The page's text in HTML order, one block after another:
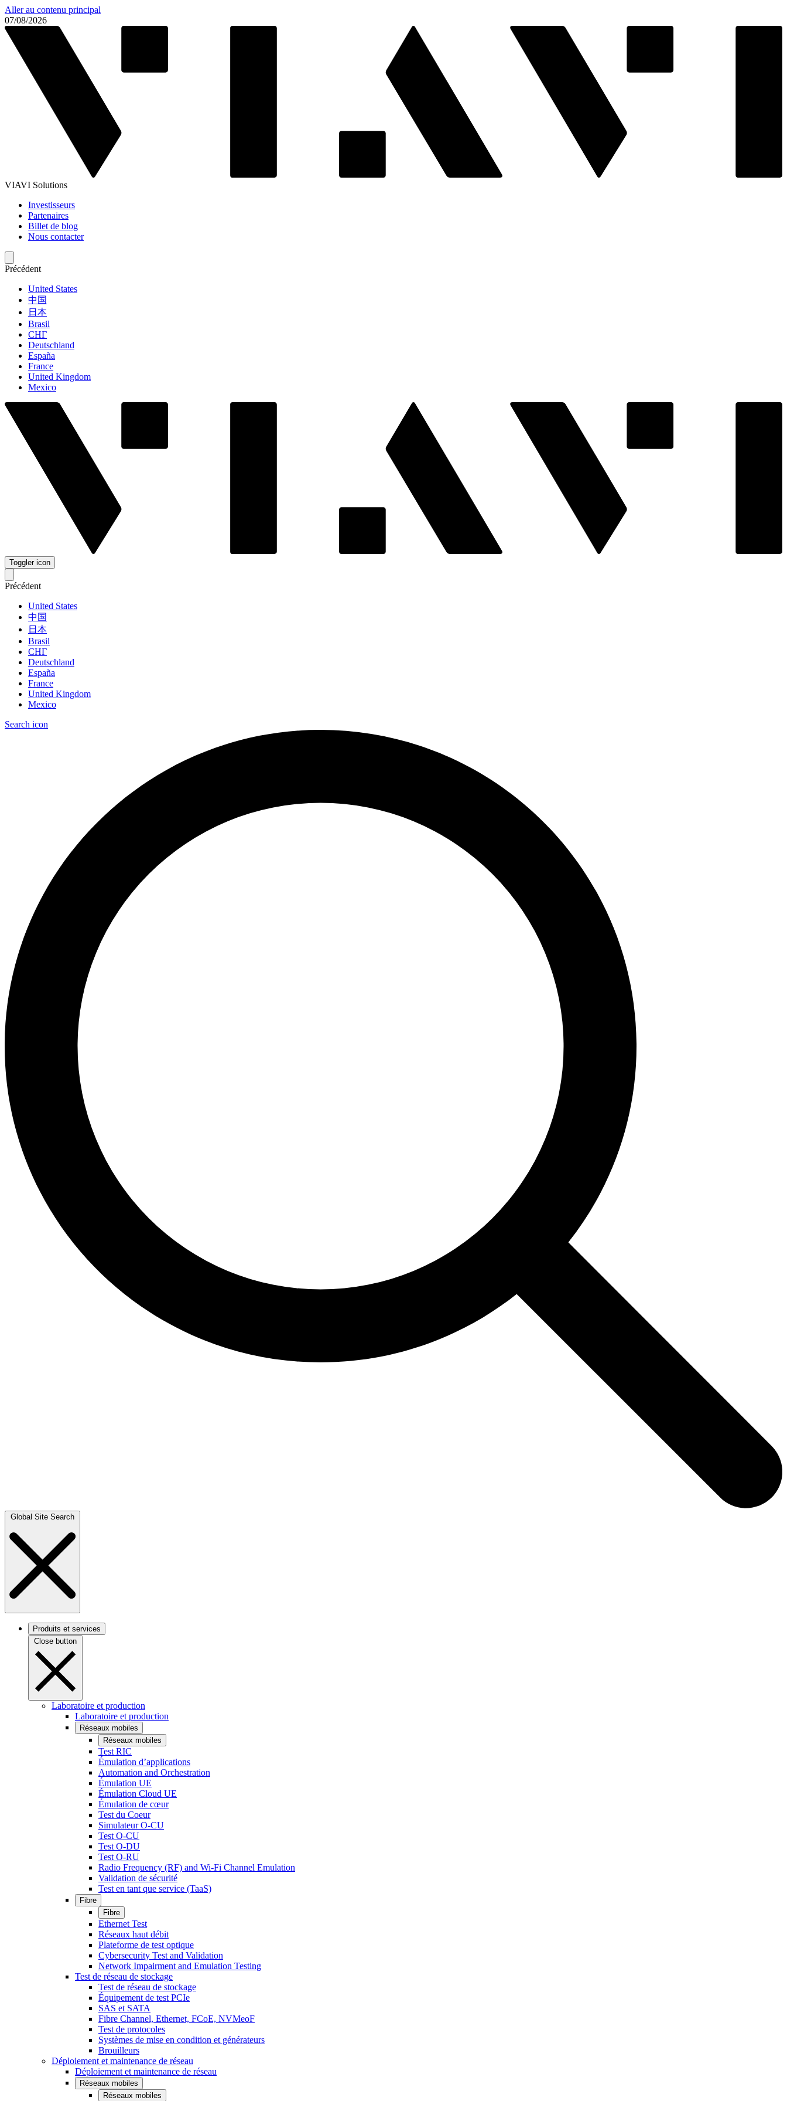
Aller au contenu principal
07/08/2026
VIAVI Solutions
Investisseurs
Partenaires
Billet de blog
Nous contacter
Précédent
United States
中国
日本
Brasil
СНГ
Deutschland
España
France
United Kingdom
Mexico
Toggler icon
Précédent
United States
中国
日本
Brasil
СНГ
Deutschland
España
France
United Kingdom
Mexico
Search icon
Global Site Search
Produits et services
Close button
Laboratoire et production
Laboratoire et production
Réseaux mobiles
Réseaux mobiles
Test RIC
Émulation d’applications
Automation and Orchestration
Émulation UE
Émulation Cloud UE
Émulation de cœur
Test du Coeur
Simulateur O-CU
Test O-CU
Test O-DU
Test O-RU
Radio Frequency (RF) and Wi-Fi Channel Emulation
Validation de sécurité
Test en tant que service (TaaS)
Fibre
Fibre
Ethernet Test
Réseaux haut débit
Plateforme de test optique
Cybersecurity Test and Validation
Network Impairment and Emulation Testing
Test de réseau de stockage
Test de réseau de stockage
Équipement de test PCIe
SAS et SATA
Fibre Channel, Ethernet, FCoE, NVMeoF
Test de protocoles
Systèmes de mise en condition et générateurs
Brouilleurs
Déploiement et maintenance de réseau
Déploiement et maintenance de réseau
Réseaux mobiles
Réseaux mobiles